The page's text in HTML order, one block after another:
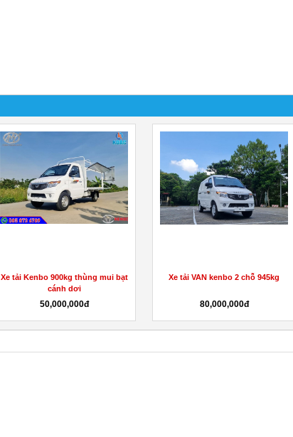
Xe tải Kenbo 900kg thùng mui bạt
cánh dơi
50,000,000đ
Xe tải VAN kenbo 2 chỗ 945kg
80,000,000đ